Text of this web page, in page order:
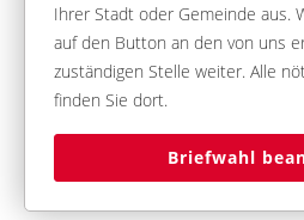
Ihrer Stadt oder Gemeinde aus.
auf den Button an den von uns
zuständigen Stelle weiter. Alle
finden Sie dort.
Briefwahl